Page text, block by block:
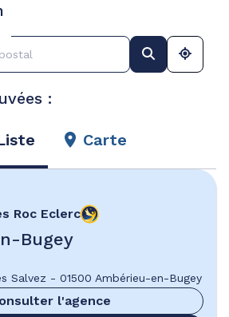
:
Carte
Roc Eclerc
Bugey
Salvez - 01500 Ambérieu-en-Bugey
l'agence